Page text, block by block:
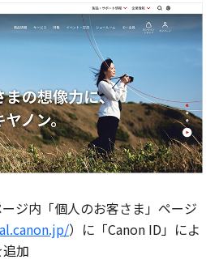
ジ内「個人のお客さま」ページ
）に「Canon ID」によ
加